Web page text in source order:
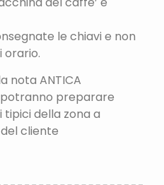
le chiavi e non
orario.
nota ANTICA
potranno preparare
della zona a
cliente